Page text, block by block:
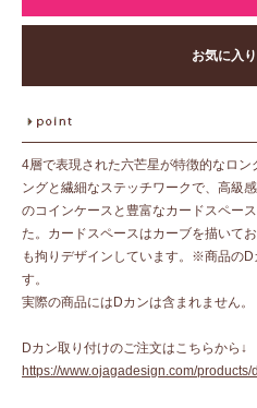
お気に入
4層で表現された六芒星が特徴的なロ
ングと繊細なステッチワークで、高級
のコインケースと豊富なカードスペー
た。カードスペースはカーブを描いて
も拘りデザインしています。※商品の
す。
実際の商品にはDカンは含まれません。
Dカン取り付けのご注文はこちらから↓
https://www.ojagadesign.com/